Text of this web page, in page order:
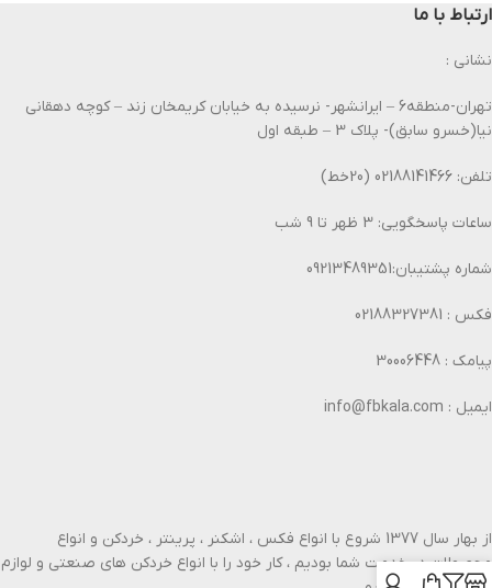
ارتباط با ما
نشانی :
تهران-منطقه6 – ایرانشهر- نرسیده به خیابان کریمخان زند – کوچه دهقانی
نیا(خسرو سابق)- پلاک 3 – طبقه اول
تلفن: 02188141466 (20خط)
ساعات پاسخگویی: 3 ظهر تا 9 شب
شماره پشتیبان:09213489351
فکس : 02188327381
پیامک : 30006448
ایمیل : info@fbkala.com
از بهار سال 1377 شروع با انواع فکس ، اشکنر ، پرینتر ، خردکن و انواع
محصولات در خدمت شما بودیم ، کار خود را با انواع خردکن های صنعتی و لوازم